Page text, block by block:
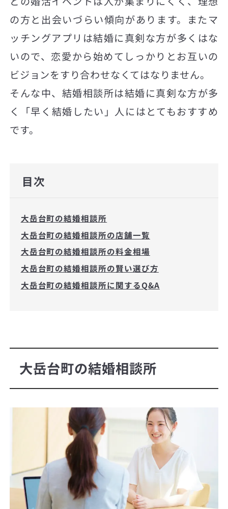
の方と出会いづらい傾向があります。またマ
ッチングアプリは結婚に真剣な方が多くはな
いので、恋愛から始めてしっかりとお互いの
ビジョンをすり合わせなくてはなりません。
そんな中、結婚相談所は結婚に真剣な方が多
く「早く結婚したい」人にはとてもおすすめ
です。
目次
大岳台町の結婚相談所
大岳台町の結婚相談所の店舗一覧
大岳台町の結婚相談所の料金相場
大岳台町の結婚相談所の賢い選び方
大岳台町の結婚相談所に関するQ&A
大岳台町の結婚相談所